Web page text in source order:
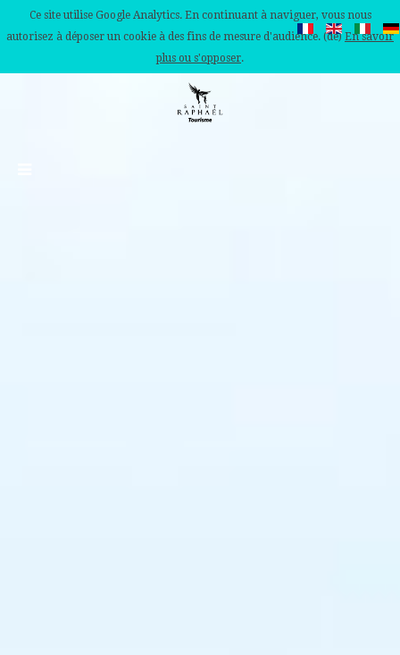
Ce site utilise Google Analytics. En continuant à naviguer, vous nous
autorisez à déposer un cookie à des fins de mesure d'audience. (de) En savoir
plus ou s'opposer.